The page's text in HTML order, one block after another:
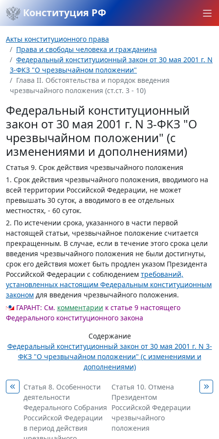
Конституция РФ
Акты конституционного права
Права и свободы человека и гражданина
Федеральный конституционный закон от 30 мая 2001 г. N
3-ФКЗ "О чрезвычайном положении"
Глава II. Обстоятельства и порядок введения
чрезвычайного положения (ст.ст. 3 - 10)
Федеральный конституционный
закон от 30 мая 2001 г. N 3-ФКЗ "О
чрезвычайном положении" (с
изменениями и дополнениями)
Статья 9. Срок действия чрезвычайного положения
1. Срок действия чрезвычайного положения, вводимого на
всей территории Российской Федерации, не может
превышать 30 суток, а вводимого в ее отдельных
местностях, - 60 суток.
2. По истечении срока, указанного в части первой
настоящей статьи, чрезвычайное положение считается
прекращенным. В случае, если в течение этого срока цели
введения чрезвычайного положения не были достигнуты,
срок его действия может быть продлен указом Президента
Российской Федерации с соблюдением требований,
установленных настоящим Федеральным конституционным
законом для введения чрезвычайного положения.
ГАРАНТ: См. комментарии к статье 9 настоящего
Федерального конституционного закона
Содержание
Федеральный конституционный закон от 30 мая 2001 г. N 3-
ФКЗ "О чрезвычайном положении" (с изменениями и
дополнениями)
Статья 8. Особенности
деятельности
Федерального Собрания
Российской Федерации
в период действия
Статья 10. Отмена
Президентом
Российской Федерации
чрезвычайного
положения